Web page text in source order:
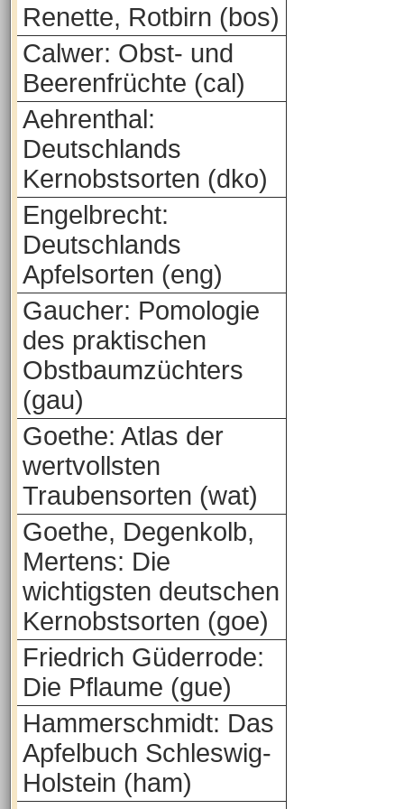
Renette, Rotbirn (bos)
Calwer: Obst- und
Beerenfrüchte (cal)
Aehrenthal:
Deutschlands
Kernobstsorten (dko)
Engelbrecht:
Deutschlands
Apfelsorten (eng)
Gaucher: Pomologie
des praktischen
Obstbaumzüchters
(gau)
Goethe: Atlas der
wertvollsten
Traubensorten (wat)
Goethe, Degenkolb,
Mertens: Die
wichtigsten deutschen
Kernobstsorten (goe)
Friedrich Güderrode:
Die Pflaume (gue)
Hammerschmidt: Das
Apfelbuch Schleswig-
Holstein (ham)